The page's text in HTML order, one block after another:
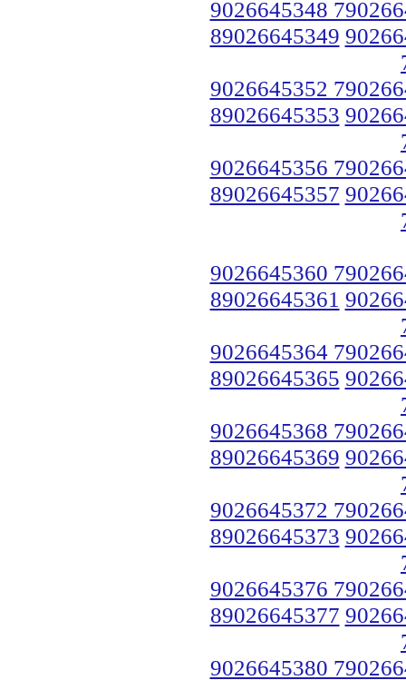
9026645348
89026645349
9026645352
89026645353
9026645356
89026645357
9026645360
89026645361
9026645364
89026645365
9026645368
89026645369
9026645372
89026645373
9026645376
89026645377
9026645380